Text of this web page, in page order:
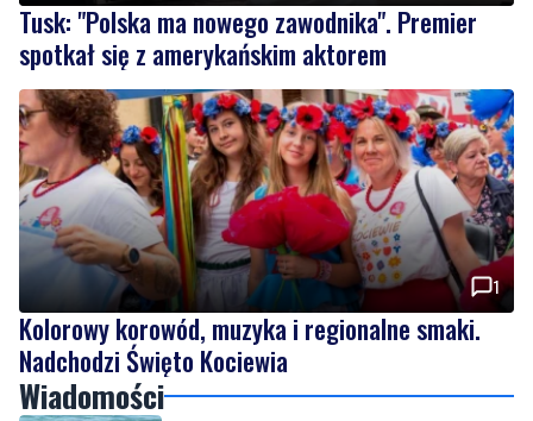
Tusk: "Polska ma nowego zawodnika". Premier
spotkał się z amerykańskim aktorem
1
Kolorowy korowód, muzyka i regionalne smaki.
Nadchodzi Święto Kociewia
Wiadomości